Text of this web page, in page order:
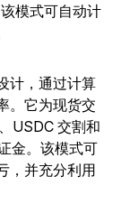
模式可自动计
计，通过计算
。它为现货交
USDC 交割和
金。该模式可
，并充分利用